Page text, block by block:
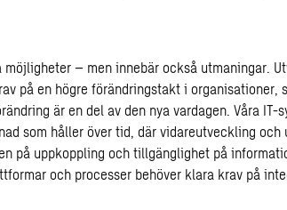
möjligheter – men innebär också utmaningar.
på en högre förändringstakt i organisationer,
är en del av den nya vardagen. Våra IT-
som håller över tid, där vidareutveckling och
på uppkoppling och tillgänglighet på
och processer behöver klara krav på